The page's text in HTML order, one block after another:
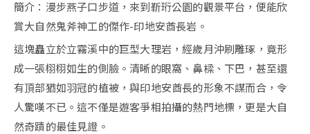
簡介：漫步燕子口步道，來到靳珩公園的觀景平台，便能欣
賞大自然鬼斧神工的傑作-印地安酋長岩。
這塊矗立於立霧溪中的巨型大理岩，經歲月沖刷雕琢，竟形
成一張栩栩如生的側臉。清晰的眼窩、鼻樑、下巴，甚至還
有頂部猶如羽冠的植被，與印地安酋長的形象不謀而合，令
人驚嘆不已。這不僅是遊客爭相拍攝的熱門地標，更是大自
然奇蹟的最佳見證。